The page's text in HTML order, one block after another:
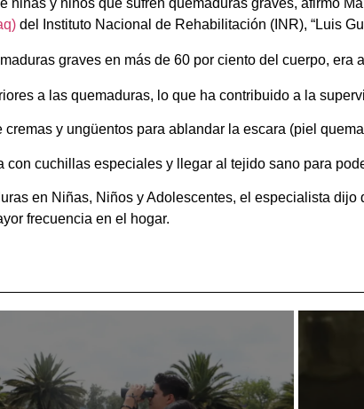
del Instituto Nacional de Rehabilitación (INR), “Luis
graves en más de 60 por ciento del cuerpo, era
a las quemaduras, lo que ha contribuido a la
y ungüentos para ablandar la escara (piel
cuchillas especiales y llegar al tejido sano para
en Niñas, Niños y Adolescentes, el especialista dijo
frecuencia en el hogar.